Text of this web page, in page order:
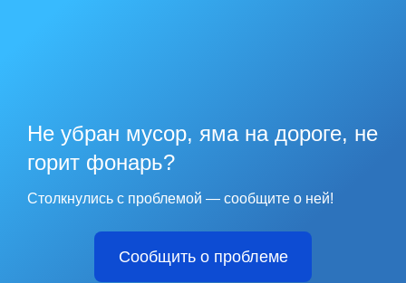
Не убран мусор, яма на дороге, не
горит фонарь?
Столкнулись с проблемой — сообщите о ней!
Сообщить о проблеме